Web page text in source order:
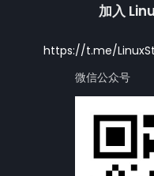
加入
https://t.me/
微信公众号